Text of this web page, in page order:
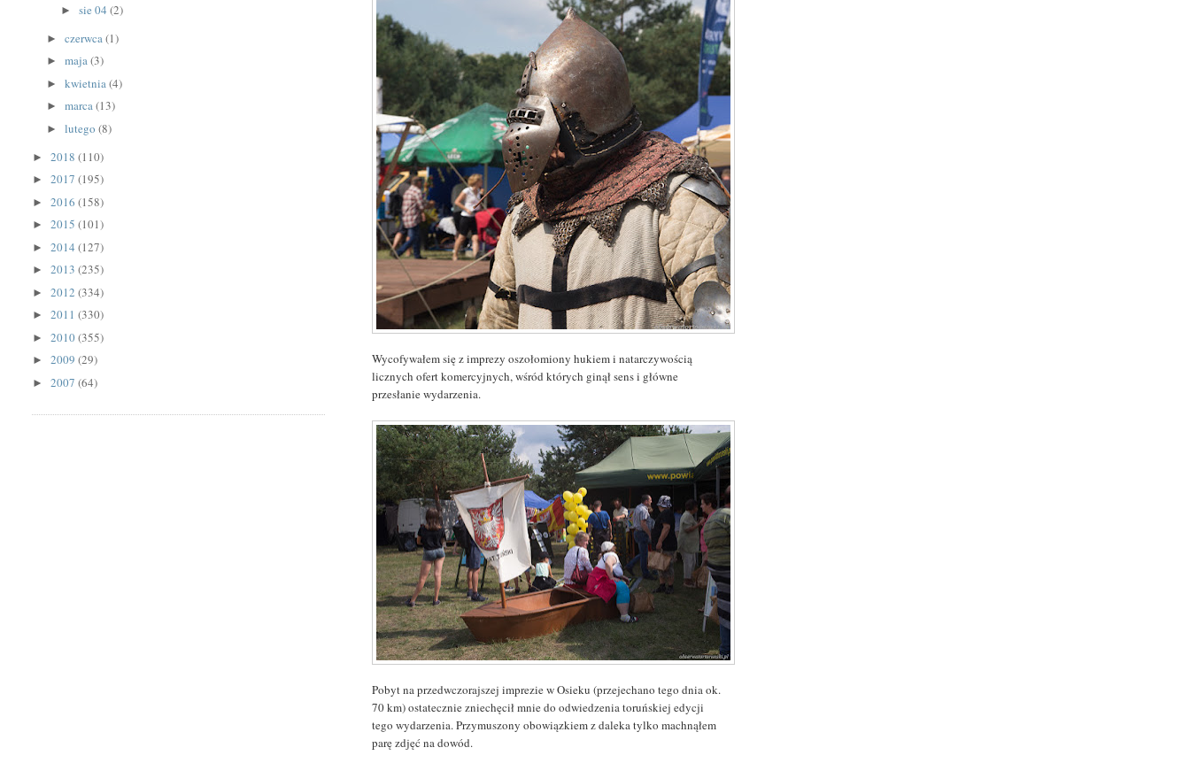
Wycofywałem się z imprezy oszołomiony hukiem i natarczywością
licznych ofert komercyjnych, wśród których ginął sens i główne
przesłanie wydarzenia.
Pobyt na przedwczorajszej imprezie w Osieku (przejechano tego dnia ok.
70 km) ostatecznie zniechęcił mnie do odwiedzenia toruńskiej edycji
tego wydarzenia. Przymuszony obowiązkiem z daleka tylko machnąłem
parę zdjęć na dowód.
► sie 04 (2)
►czerwca(1)
►maja(3)
►kwietnia(4)
►marca(13)
►lutego(8)
►2018(110)
►2017(195)
►2016(158)
►2015(101)
►2014(127)
►2013(235)
►2012(334)
►2011(330)
►2010(355)
►2009(29)
►2007(64)